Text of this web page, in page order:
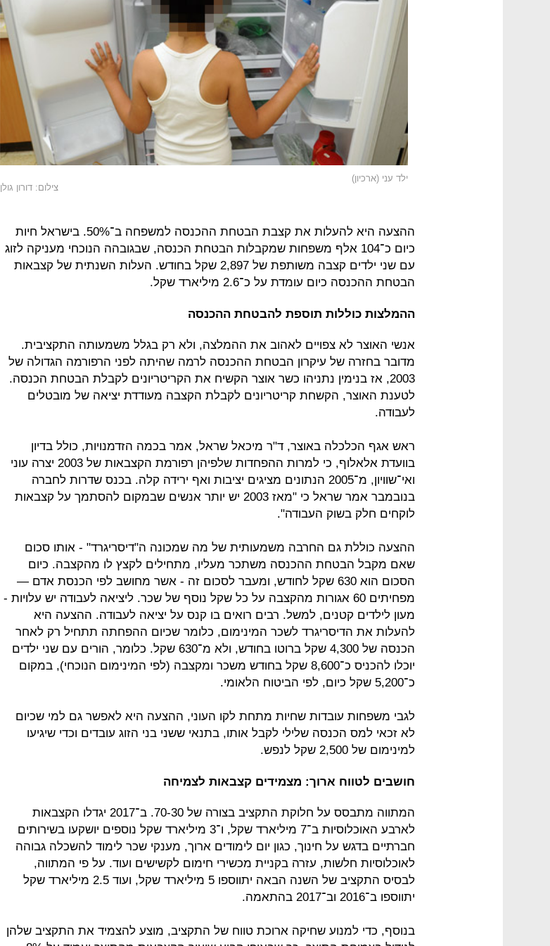
ילד עני (ארכיון)
צילום: דורון גולן
ההצעה היא להעלות את קצבת הבטחת ההכנסה למשפחה ב־50%. בישראל חיות
כיום כ־104 אלף משפחות שמקבלות הבטחת הכנסה, שבגובהה הנוכחי מעניקה לזוג
עם שני ילדים קצבה משותפת של 2,897 שקל בחודש. העלות השנתית של קצבאות
הבטחת ההכנסה כיום עומדת על כ־2.6 מיליארד שקל.
ההמלצות כוללות תוספת להבטחת ההכנסה
אנשי האוצר לא צפויים לאהוב את ההמלצה, ולא רק בגלל משמעותה התקציבית.
מדובר בחזרה של עיקרון הבטחת ההכנסה לרמה שהיתה לפני הרפורמה הגדולה של
2003, אז בנימין נתניהו כשר אוצר הקשיח את הקריטריונים לקבלת הבטחת הכנסה.
לטענת האוצר, הקשחת קריטריונים לקבלת הקצבה מעודדת יציאה של מובטלים
לעבודה.
ראש אגף הכלכלה באוצר, ד"ר מיכאל שראל, אמר בכמה הזדמנויות, כולל בדיון
בוועדת אלאלוף, כי למרות ההפחדות שלפיהן רפורמת הקצבאות של 2003 יצרה עוני
ואי־שוויון, מ־2005 הנתונים מציגים יציבות ואף ירידה קלה. בכנס שדרות לחברה
בנובמבר אמר שראל כי "מאז 2003 יש יותר אנשים שבמקום להסתמך על קצבאות
לוקחים חלק בשוק העבודה".
ההצעה כוללת גם החרבה משמעותית של מה שמכונה ה"דיסריגרד" - אותו סכום
שאם מקבל הבטחת ההכנסה משתכר מעליו, מתחילים לקצץ לו מהקצבה. כיום
הסכום הוא 630 שקל לחודש, ומעבר לסכום זה - אשר מחושב לפי הכנסת אדם —
מפחיתים 60 אגורות מהקצבה על כל שקל נוסף של שכר. ליציאה לעבודה יש עלויות -
מעון לילדים קטנים, למשל. רבים רואים בו קנס על יציאה לעבודה. ההצעה היא
להעלות את הדיסריגרד לשכר המינימום, כלומר שכיום ההפחתה תתחיל רק לאחר
הכנסה של 4,300 שקל ברוטו בחודש, ולא מ־630 שקל. כלומר, הורים עם שני ילדים
יוכלו להכניס כ־8,600 שקל בחודש משכר ומקצבה (לפי המינימום הנוכחי), במקום
כ־5,200 שקל כיום, לפי הביטוח הלאומי.
לגבי משפחות עובדות שחיות מתחת לקו העוני, ההצעה היא לאפשר גם למי שכיום
לא זכאי למס הכנסה שלילי לקבל אותו, בתנאי ששני בני הזוג עובדים וכדי שיגיעו
למינימום של 2,500 שקל לנפש.
חושבים לטווח ארוך: מצמידים קצבאות לצמיחה
המתווה מתבסס על חלוקת התקציב בצורה של 70-30. ב־2017 יגדלו הקצבאות
לארבע האוכלוסיות ב־7 מיליארד שקל, ו־3 מיליארד שקל נוספים יושקעו בשירותים
חברתיים בדגש על חינוך, כגון יום לימודים ארוך, מענקי שכר לימוד להשכלה גבוהה
לאוכלוסיות חלשות, עזרה בקניית מכשירי חימום לקשישים ועוד. על פי המתווה,
לבסיס התקציב של השנה הבאה יתווספו 5 מיליארד שקל, ועוד 2.5 מיליארד שקל
יתווספו ב־2016 וב־2017 בהתאמה.
בנוסף, כדי למנוע שחיקה ארוכת טווח של התקציב, מוצע להצמיד את התקציב שלהן